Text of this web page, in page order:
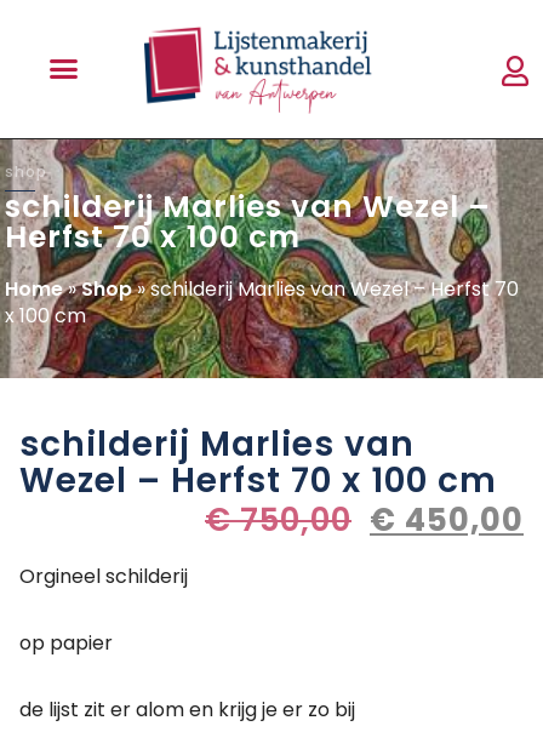
shop
schilderij Marlies van Wezel –
Herfst 70 x 100 cm
Home»Shop»schilderij Marlies van Wezel – Herfst 70
x 100 cm
schilderij Marlies van
Wezel – Herfst 70 x 100 cm
€750,00 € 450,00
Orgineel schilderij
op papier
de lijst zit er alom en krijg je er zo bij